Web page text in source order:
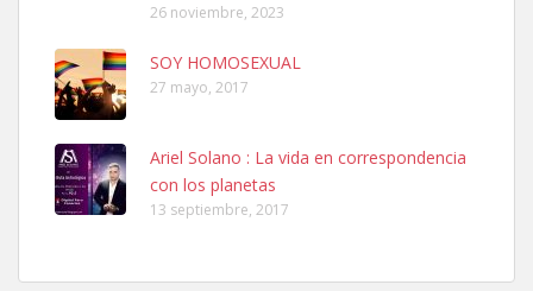
Ninfa perdida
El día 5 se los perdió una ninfa papillera, asustada tiene miedo a la
calle, se perdió por la zon...
26 noviembre, 2023
SOY HOMOSEXUAL
27 mayo, 2017
Ariel Solano : La vida en correspondencia
con los planetas
13 septiembre, 2017